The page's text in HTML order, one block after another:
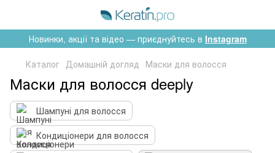
Новинки, акції та відео — приєднуйтесь в Instagram
Каталог Домашній догляд Маски для волосся
Маски для волосся deeply
Шампуні для волосся
Кондиціонери для волосся